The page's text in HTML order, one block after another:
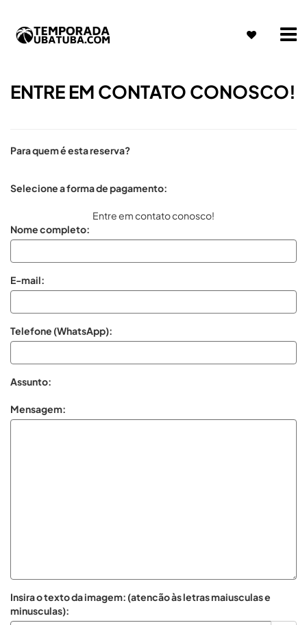
ENTRE EM CONTATO CONOSCO!
Para quem é esta reserva?
Selecione a forma de pagamento:
Entre em contato conosco!
Nome completo:
E-mail:
Telefone (WhatsApp):
Assunto:
Mensagem:
Insira o texto da imagem: (atencão às letras maiusculas e
minusculas):